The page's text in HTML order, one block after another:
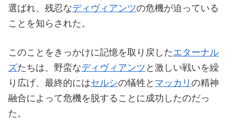
選ばれ、残忍なディヴィアンツの危機が迫っている
ことを知らされた。
このことをきっかけに記憶を取り戻したエターナル
ズたちは、野蛮なディヴィアンツ と激しい戦いを繰
り広げ、最終的にはセルシの犠牲と マッカリ の精神
融合によって危機を脱することに成功したのだっ
た。